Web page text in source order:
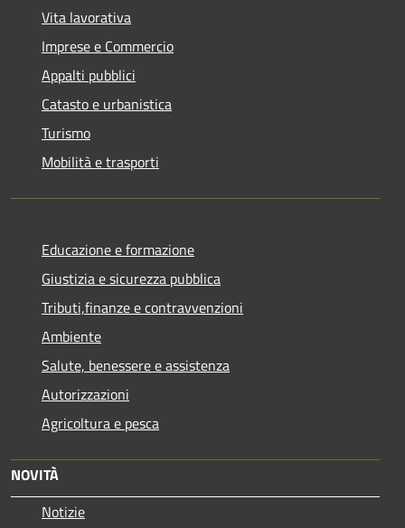
Vita lavorativa
Imprese e Commercio
Appalti pubblici
Catasto e urbanistica
Turismo
Mobilità e trasporti
Educazione e formazione
Giustizia e sicurezza pubblica
Tributi,finanze e contravvenzioni
Ambiente
Salute, benessere e assistenza
Autorizzazioni
Agricoltura e pesca
NOVITÀ
Notizie